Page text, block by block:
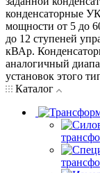
конденсаторные
мощности от 5 до
до 12 ступеней
кВАр.
аналогичный
установок этого
Каталог